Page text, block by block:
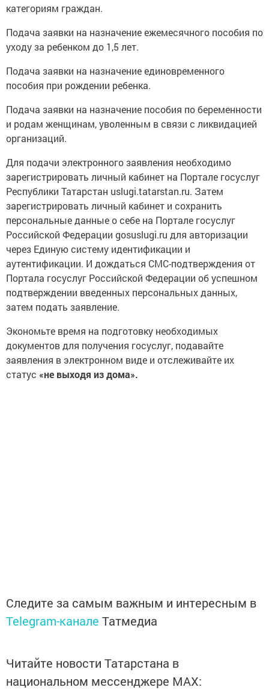
категориям граждан.
Подача заявки на назначение ежемесячного пособия по
уходу за ребенком до 1,5 лет.
Подача заявки на назначение единовременного
пособия при рождении ребенка.
Подача заявки на назначение пособия по беременности
и родам женщинам, уволенным в связи с ликвидацией
организаций.
Для подачи электронного заявления необходимо
зарегистрировать личный кабинет на Портале госуслуг
Республики Татарстан uslugi.tatarstan.ru. Затем
зарегистрировать личный кабинет и сохранить
персональные данные о себе на Портале госуслуг
Российской Федерации gosuslugi.ru для авторизации
через Единую систему идентификации и
аутентификации. И дождаться СМС-подтверждения от
Портала госуслуг Российской Федерации об успешном
подтверждении введенных персональных данных,
затем подать заявление.
Экономьте время на подготовку необходимых
документов для получения госуслуг, подавайте
заявления в электронном виде и отслеживайте их
статус «не выходя из дома».
Следите за самым важным и интересным в
Telegram-канале Татмедиа
Читайте новости Татарстана в
национальном мессенджере MАХ: